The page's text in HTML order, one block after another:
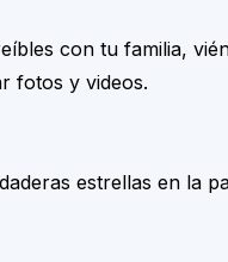
con tu familia,
fotos y videos.
estrellas en la